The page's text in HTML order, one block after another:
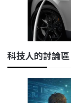
科技人的討論區